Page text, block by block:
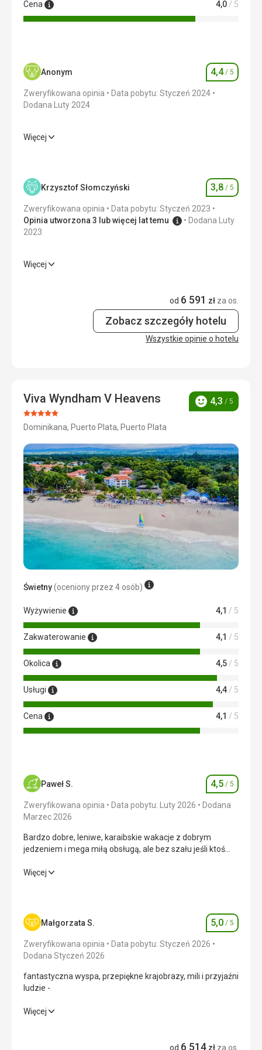
Cena 4,0 / 5
Anonym Ocena
4,4/ 5
Zweryfikowana opinia
Data pobytu: Styczeń 2024
Dodana Luty 2024
Okolica 4,0/ 5
Usługi 5,0/ 5
Więcej
Krzysztof Słomczyński Ocena
3,8 / 5
Zweryfikowana opinia
Data pobytu: Styczeń 2023
Opinia utworzona 3 lub więcej lat temu
Dodana Luty
2023
3,0 / 5
4,0
Więcej
od 6 591 zł za os.
Zobacz szczegóły hotelu
Wszystkie opinie o hotelu
Viva Wyndham V Heavens
Ocena:
5/5
Dominikana, Puerto Plata, Puerto Plata
Ocena
4,3 / 5
Świetny(oceniony przez 4 osób)
Wyżywienie 4,1 / 5
Zakwaterowanie 4,1 / 5
Okolica 4,5 / 5
Usługi 4,4 / 5
Cena 4,1 / 5
Paweł S. Ocena
4,5 / 5
Zweryfikowana opinia Data pobytu: Luty 2026
Dodana
Marzec 2026
Bardzo dobre, leniwe, karaibskie wakacje z dobrym
jedzeniem i mega miłą obsługą, ale bez szału jeśli ktoś
Bardzo dobre, leniwe, karaibskie wakacje z dobrym
Wyżywienie 4,0/ 5
Zakwaterowanie
Usługi
Cena
Więcej
Małgorzata S. Ocena
5,0 / 5
Zweryfikowana opinia
Data pobytu: Styczeń 2026
Dodana Styczeń 2026
fantastyczna wyspa, przepiękne krajobrazy, mili i przyjaźni
ludzie -
fantastyczna wyspa, przepiękne krajobrazy, mili i przyjaźni
5,0 / 5
Więcej
od 6 514 zł za os.